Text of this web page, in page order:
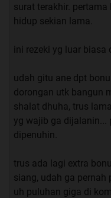
betul gan, ini yang
mengamalkan,
Hal itu juga yang TS
istiqomah Surat Al-
utama dalam menarik
pelajaran LOA (The
keadaan hati agar
Lanjut silahkan
Quote:
surat terakhir.
hidup sekian lama.
ini rezeki yg luar biasa
udah gitu ane dpt
dorongan utk bangun
shalat dhuha, trus
yg wajib ga dijalanin...
dipenuhin.
trus ada lagi extra
siang, udah ga pernah
uh puluhan giga di